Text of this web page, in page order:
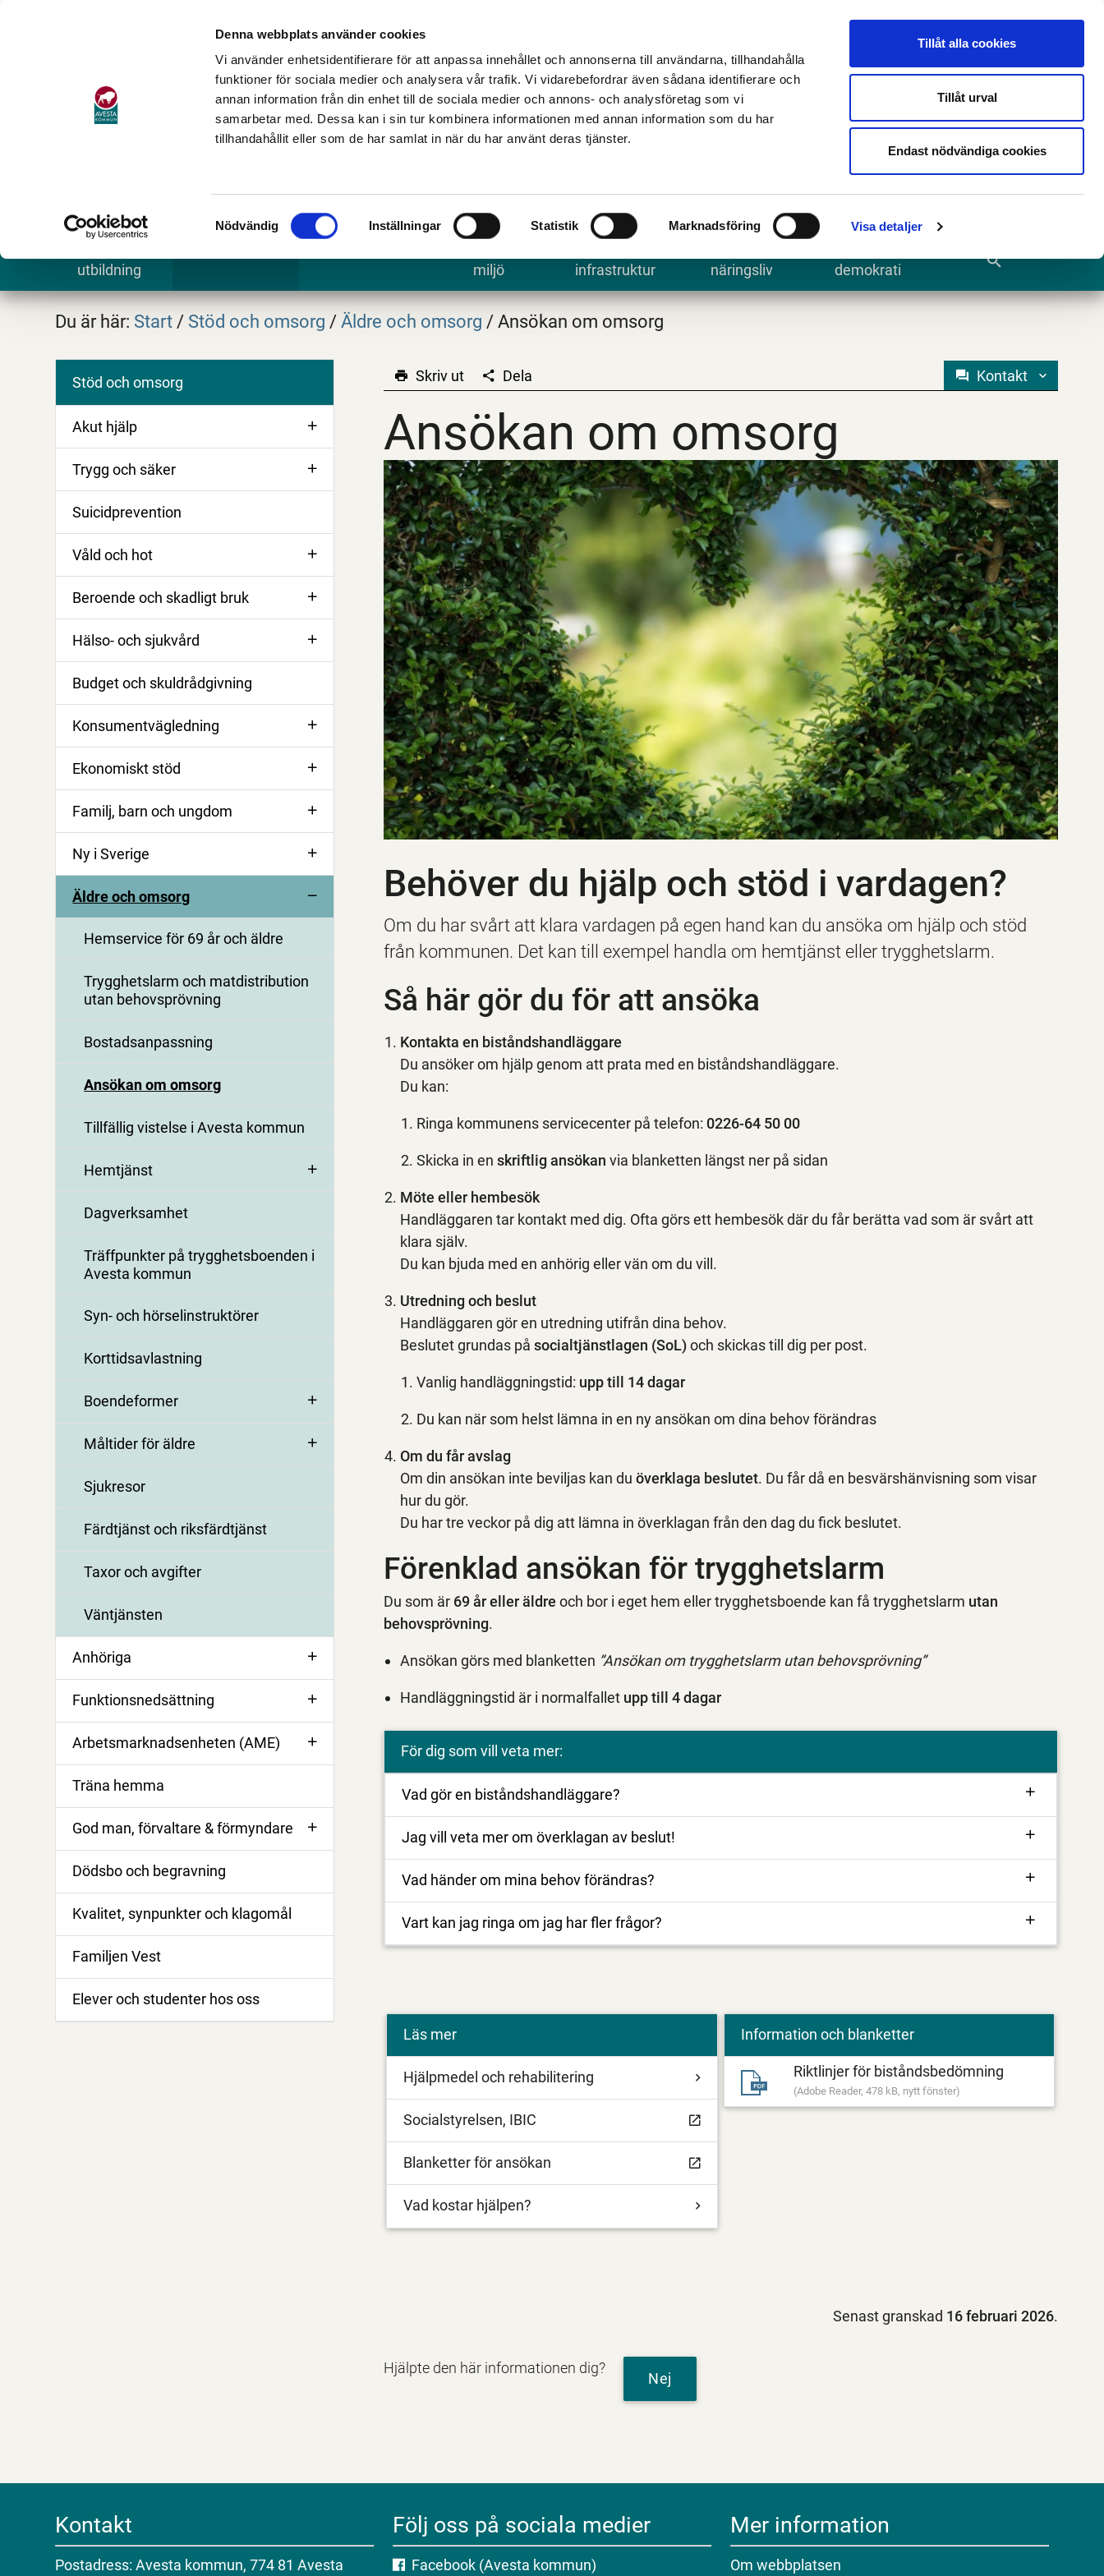
Denna webbplats använder cookies
Vi använder enhetsidentifierare för att anpassa innehållet och annonserna till användarna, tillhandahålla
funktioner för sociala medier och analysera vår trafik. Vi vidarebefordrar även sådana identifierare och
annan information från din enhet till de sociala medier och annons- och analysföretag som vi
samarbetar med. Dessa kan i sin tur kombinera informationen med annan information som du har
tillhandahållit eller som de har samlat in när du har använt deras tjänster.
Samtyckesval
Nödvändig Inställningar Statistik Marknadsföring Visa detaljer
Tillåt alla cookies
Tillåt urval
Endast nödvändiga cookies
E-tjänster och blanketter Translate
Sök
utbildning
miljö
infrastruktur
näringsliv
demokrati
search
Du är här: Start / Stöd och omsorg / Äldre och omsorg / Ansökan om omsorg
Stöd och omsorg
Akut hjälp
Trygg och säker
Suicidprevention
Våld och hot
Beroende och skadligt bruk
Hälso- och sjukvård
Budget och skuldrådgivning
Konsumentvägledning
Ekonomiskt stöd
Familj, barn och ungdom
Ny i Sverige
Äldre och omsorg
Hemservice för 69 år och äldre
Trygghetslarm och matdistribution
utan behovsprövning
Bostadsanpassning
Ansökan om omsorg
Tillfällig vistelse i Avesta kommun
Hemtjänst
Dagverksamhet
Träffpunkter på trygghetsboenden i
Avesta kommun
Syn- och hörselinstruktörer
Korttidsavlastning
Boendeformer
Måltider för äldre
Sjukresor
Färdtjänst och riksfärdtjänst
Taxor och avgifter
Väntjänsten
Anhöriga
Funktionsnedsättning
Arbetsmarknadsenheten (AME)
Träna hemma
God man, förvaltare & förmyndare
Dödsbo och begravning
Kvalitet, synpunkter och klagomål
Familjen Vest
Elever och studenter hos oss
Ansökan om omsorg
Skriv ut Dela Kontakt
Ansökan om omsorg
Behöver du hjälp och stöd i vardagen?
Om du har svårt att klara vardagen på egen hand kan du ansöka om hjälp och stöd
från kommunen. Det kan till exempel handla om hemtjänst eller trygghetslarm.
Så här gör du för att ansöka
Kontakta en biståndshandläggare
Du ansöker om hjälp genom att prata med en biståndshandläggare.
Du kan:
Ringa kommunens servicecenter på telefon: 0226-64 50 00
Skicka in en skriftlig ansökan via blanketten längst ner på sidan
Möte eller hembesök
Handläggaren tar kontakt med dig. Ofta görs ett hembesök där du får berätta vad som är svårt att
klara själv.
Du kan bjuda med en anhörig eller vän om du vill.
Utredning och beslut
Handläggaren gör en utredning utifrån dina behov.
Beslutet grundas på socialtjänstlagen (SoL)och skickas till dig per post.
Vanlig handläggningstid: upp till 14 dagar
Du kan när som helst lämna in en ny ansökan om dina behov förändras
Om du får avslag
Om din ansökan inte beviljas kan du överklaga beslutet. Du får då en besvärshänvisning som visar
hur du gör.
Du har tre veckor på dig att lämna in överklagan från den dag du fick beslutet.
Förenklad ansökan för trygghetslarm
Du som är 69 år eller äldre och bor i eget hem eller trygghetsboende kan få trygghetslarm utan
behovsprövning.
Ansökan görs med blanketten ”Ansökan om trygghetslarm utan behovsprövning”
Handläggningstid är i normalfallet upp till 4 dagar
För dig som vill veta mer:
Vad gör en biståndshandläggare?
Jag vill veta mer om överklagan av beslut!
Vad händer om mina behov förändras?
Vart kan jag ringa om jag har fler frågor?
Läs mer
Hjälpmedel och rehabilitering
Socialstyrelsen, IBIC
Blanketter för ansökan
Vad kostar hjälpen?
Information och blanketter
Riktlinjer för biståndsbedömning
(Adobe Reader, 478 kB, nytt fönster)
Senast granskad 16 februari 2026.
Hjälpte den här informationen dig?
Nej
Kontakt
Postadress: Avesta kommun, 774 81 Avesta
Följ oss på sociala medier
Facebook (Avesta kommun)
Mer information
Om webbplatsen